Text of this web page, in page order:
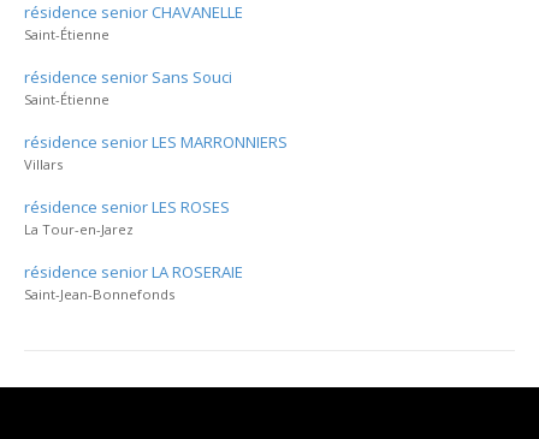
résidence senior CHAVANELLE
Saint-Étienne
résidence senior Sans Souci
Saint-Étienne
résidence senior LES MARRONNIERS
Villars
résidence senior LES ROSES
La Tour-en-Jarez
résidence senior LA ROSERAIE
Saint-Jean-Bonnefonds